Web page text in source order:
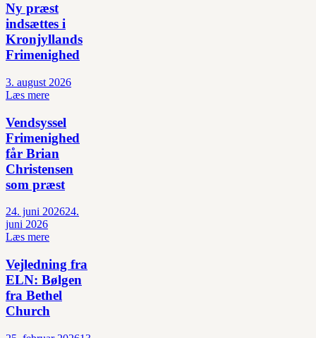
Ny præst
indsættes i
Kronjyllands
Frimenighed
3. august 2026
Læs mere
Vendsyssel
Frimenighed
får Brian
Christensen
som præst
24. juni 202624.
juni 2026
Læs mere
Vejledning fra
ELN: Bølgen
fra Bethel
Church